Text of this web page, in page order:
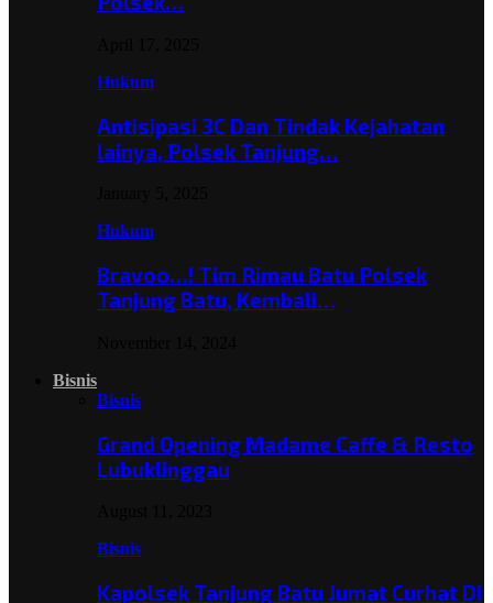
Hukum
Antisipasi 3C Dan Tindak Kejahatan
lainya, Polsek Tanjung…
Hukum
Bravoo…! Tim Rimau Batu Polsek
Tanjung Batu, Kembali…
Bisnis
Bisnis
Grand Opening Madame Caffe & Resto
Lubuklinggau
Bisnis
Kapolsek Tanjung Batu Jumat Curhat Di